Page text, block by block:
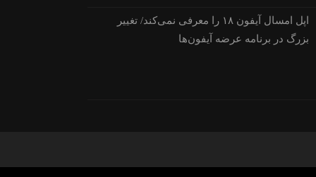
اپل امسال آیفون ۱۸ را معرفی نمی‌کند/ تغییر
بزرگ در برنامه عرضه آیفون‌ها